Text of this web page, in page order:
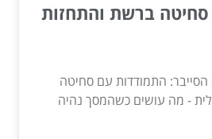
ברשת והתחזות
הסייבר: התמודדות עם סחיטה
- מה עושים כשהמסך נהיה